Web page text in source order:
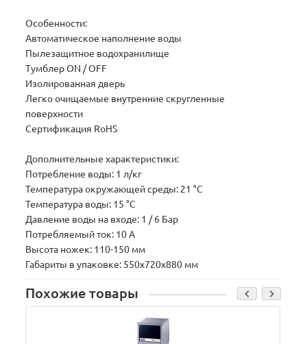
Особенности:
Автоматическое наполнение воды
Пылезащитное водохранилище
Тумблер ON / OFF
Изолированная дверь
Легко очищаемые внутренние скругленные
поверхности
Сертификация RoHS
Дополнительные характеристики:
Потребление воды: 1 л/кг
Температура окружающей среды: 21 °C
Температура воды: 15 °C
Давление воды на входе: 1 / 6 Бар
Потребляемый ток: 10 А
Высота ножек: 110-150 мм
Габариты в упаковке: 550х720х880 мм
Похожие товары